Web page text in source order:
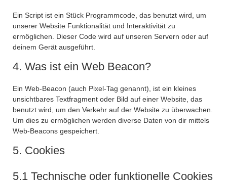
Ein Script ist ein Stück Programmcode, das benutzt wird, um
unserer Website Funktionalität und Interaktivität zu
ermöglichen. Dieser Code wird auf unseren Servern oder auf
deinem Gerät ausgeführt.
4. Was ist ein Web Beacon?
Ein Web-Beacon (auch Pixel-Tag genannt), ist ein kleines
unsichtbares Textfragment oder Bild auf einer Website, das
benutzt wird, um den Verkehr auf der Website zu überwachen.
Um dies zu ermöglichen werden diverse Daten von dir mittels
Web-Beacons gespeichert.
5. Cookies
5.1 Technische oder funktionelle Cookies